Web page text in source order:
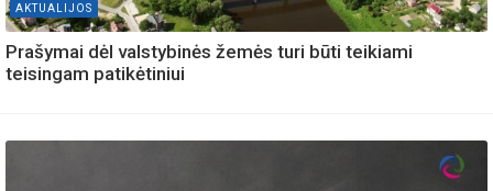
AKTUALIJOS
Prašymai dėl valstybinės žemės turi būti teikiami
teisingam patikėtiniui